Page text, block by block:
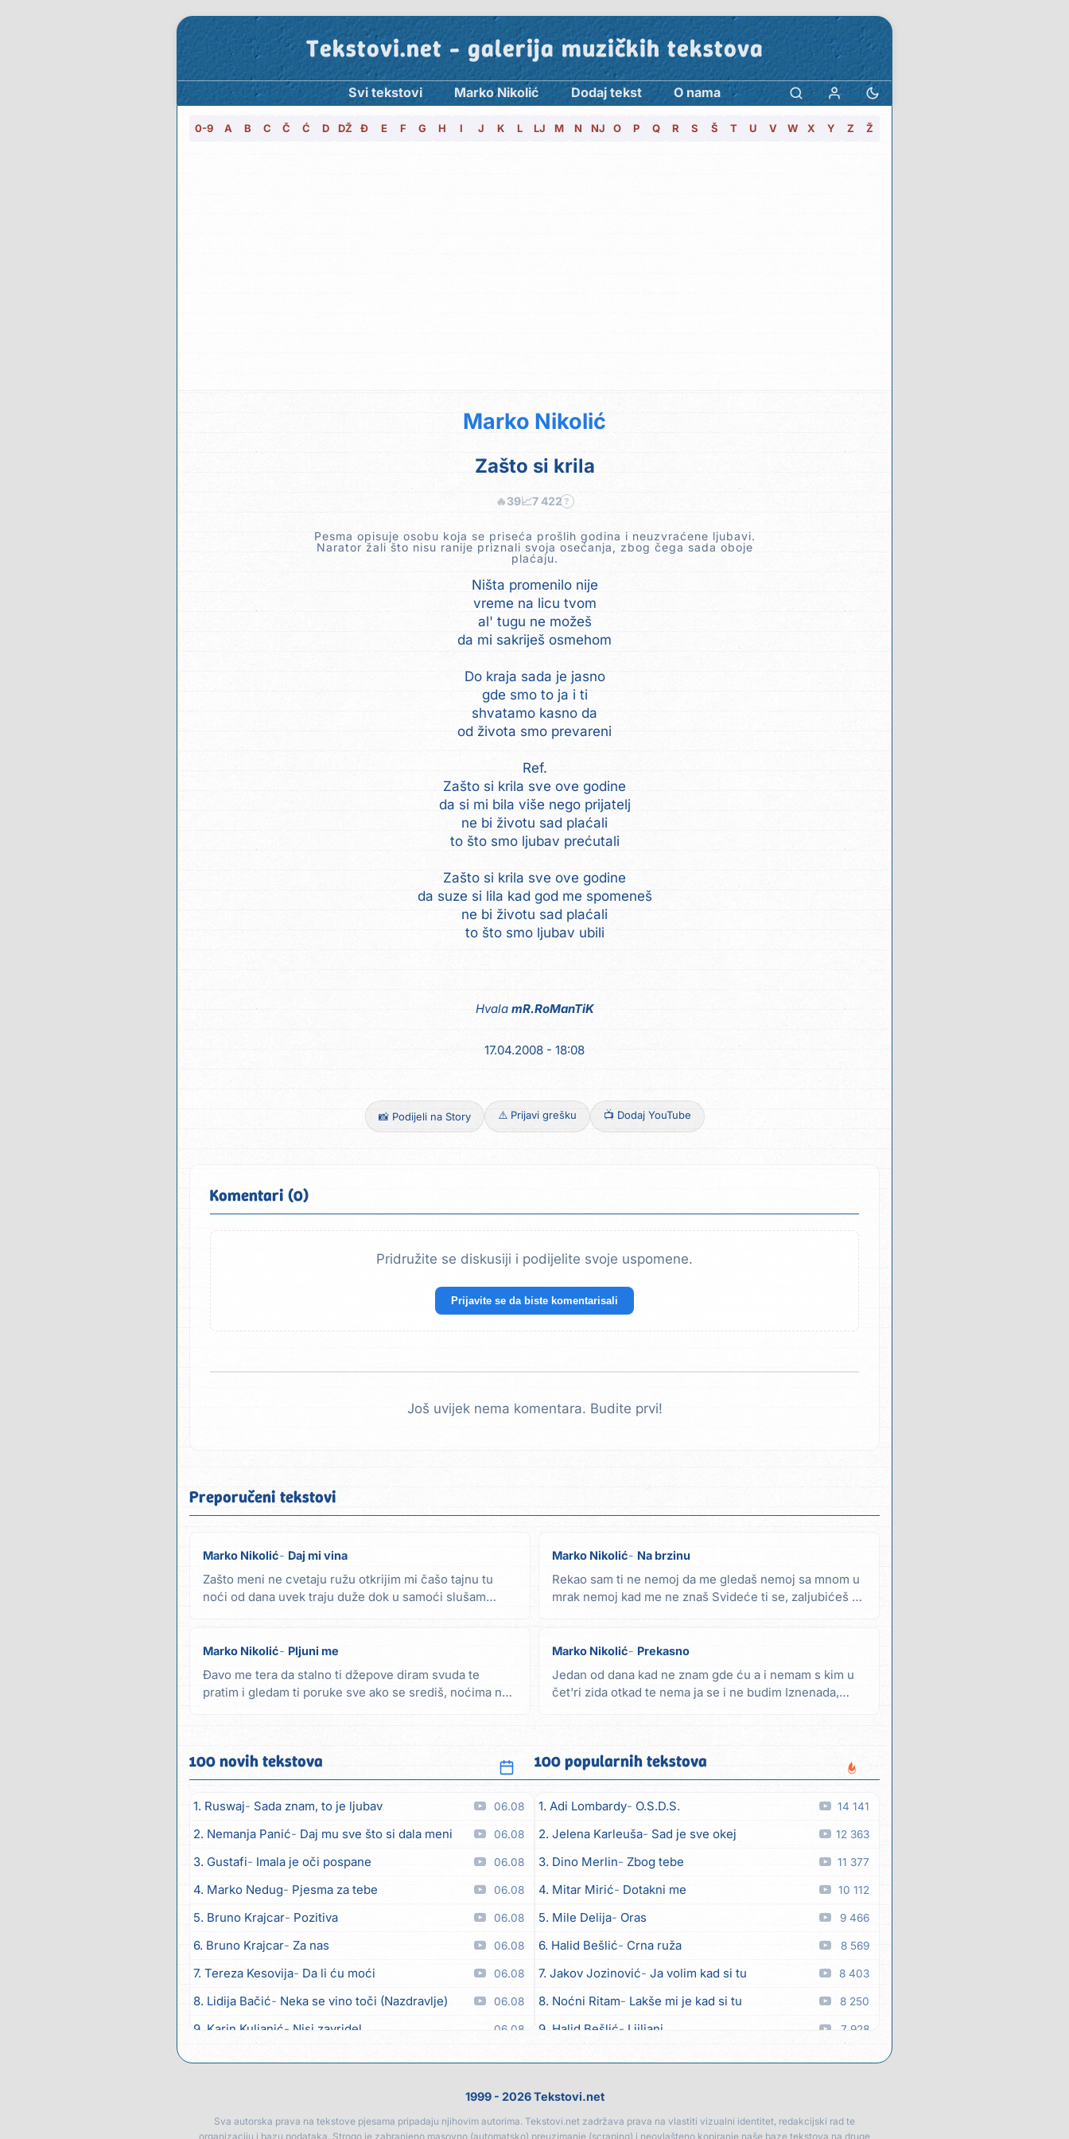
Tekstovi.net - galerija muzičkih tekstova
Svi tekstovi Marko Nikolić Dodaj tekst O nama
0-9 A B C Č Ć D DŽ Đ E F G H I J K L LJ M N NJ O P Q R S Š T U V W X Y Z Ž
Marko Nikolić
Zašto si krila
🔥39📈7 422 ?
Pesma opisuje osobu koja se priseća prošlih godina i neuzvraćene ljubavi.
Narator žali što nisu ranije priznali svoja osećanja, zbog čega sada oboje
plaćaju.
Ništa promenilo nije
vreme na licu tvom
al' tugu ne možeš
da mi sakriješ osmehom
Do kraja sada je jasno
gde smo to ja i ti
shvatamo kasno da
od života smo prevareni
Ref.
Zašto si krila sve ove godine
da si mi bila više nego prijatelj
ne bi životu sad plaćali
to što smo ljubav prećutali
Zašto si krila sve ove godine
da suze si lila kad god me spomeneš
ne bi životu sad plaćali
Hvala mR.RoManTiK
17.04.2008 - 18:08
📸 Podijeli na Story ⚠️ Prijavi grešku 📺 Dodaj YouTube
Komentari (0)
Pridružite se diskusiji i podijelite svoje uspomene.
Prijavite se da biste komentarisali
Još uvijek nema komentara. Budite prvi!
Preporučeni tekstovi
Marko Nikolić Daj mi vina
Zašto meni ne cvetaju ružu otkrijim mi čašo tajnu tu
noći od dana uvek traju duže dok u samoći slušam
Marko Nikolić Na brzinu
Rekao sam ti ne nemoj da me gledaš nemoj sa mnom u
mrak nemoj kad me ne znaš Svideće ti se, zaljubićeš se
Marko Nikolić Pljuni me
Đavo me tera da stalno ti džepove diram svuda te
pratim i gledam ti poruke sve ako se središ, noćima ne
Marko Nikolić Prekasno
Jedan od dana kad ne znam gde ću a i nemam s kim u
čet'ri zida otkad te nema ja se i ne budim Iznenada,
100 novih tekstova
1. Ruswaj Sada znam, to je ljubav 06.08
2. Nemanja Panić Daj mu sve što si dala meni 06.08
3. Gustafi Imala je oči pospane 06.08
4. Marko Nedug Pjesma za tebe 06.08
5. Bruno Krajcar Pozitiva 06.08
6. Bruno Krajcar Za nas 06.08
7. Tereza Kesovija Da li ću moći 06.08
8. Lidija Bačić Neka se vino toči (Nazdravlje) 06.08
9. Karin Kuljanić Nisi zavridel 06.08
100 popularnih tekstova
1. Adi Lombardy O.S.D.S. 14 141
2. Jelena Karleuša Sad je sve okej 12 363
3. Dino Merlin Zbog tebe 11 377
4. Mitar Mirić Dotakni me 10 112
5. Mile Delija Oras 9 466
6. Halid Bešlić Crna ruža 8 569
7. Jakov Jozinović Ja volim kad si tu 8 403
8. Noćni Ritam Lakše mi je kad si tu 8 250
9. Halid Bešlić Ljiljani 7 928
1999 - 2026 Tekstovi.net
Sva autorska prava na tekstove pjesama pripadaju njihovim autorima. Tekstovi.net zadržava prava na vlastiti vizualni identitet, redakcijski rad te
organizaciju i bazu podataka. Strogo je zabranjeno masovno (automatsko) preuzimanje (scraping) i neovlašteno kopiranje naše baze tekstova na druge